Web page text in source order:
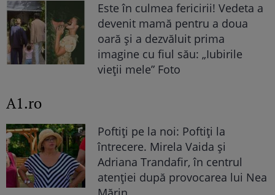
Este în culmea fericirii! Vedeta a
devenit mamă pentru a doua
oară și a dezvăluit prima
imagine cu fiul său: „Iubirile
vieții mele” Foto
A1.ro
Poftiți pe la noi: Poftiți la
întrecere. Mirela Vaida și
Adriana Trandafir, în centrul
atenției după provocarea lui Nea